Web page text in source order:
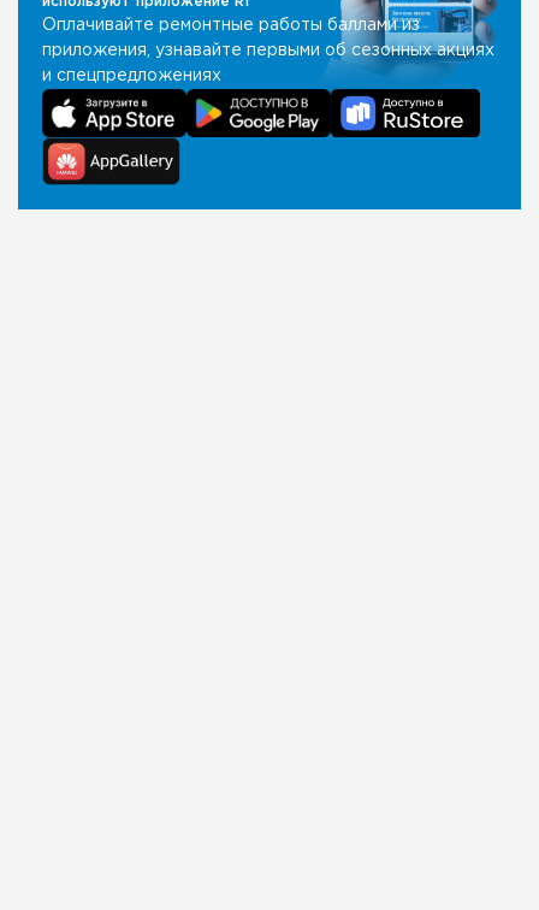
Оплачивайте ремонтные работы баллами из
приложения, узнавайте первыми об сезонных акциях
и спецпредложениях